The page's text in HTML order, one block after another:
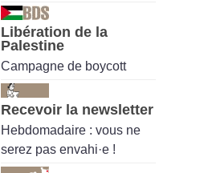
Libération de la
Palestine
Campagne de boycott
Recevoir la newsletter
Hebdomadaire : vous ne
serez pas envahi·e !